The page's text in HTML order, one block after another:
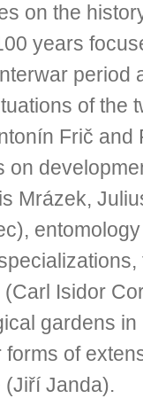
on the
years
period
of the
Frič and
on
Mrázek,
Isidor
gardens
of
(Jiří Janda).